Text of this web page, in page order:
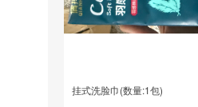
挂式洗脸巾(数量:1包)